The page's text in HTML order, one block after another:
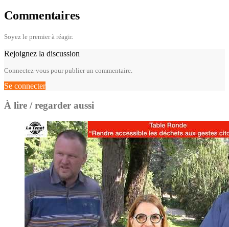
Commentaires
Soyez le premier à réagir.
Rejoignez la discussion
Connectez-vous pour publier un commentaire.
Se connecter
À lire / regarder aussi